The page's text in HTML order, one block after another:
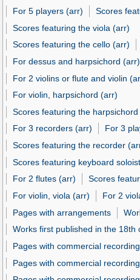
For 5 players (arr)
Scores
Scores featuring the viola (arr)
Scores featuring the cello (arr)
For dessus and harpsichord (arr)
For 2 violins or flute and violin
For violin, harpsichord (arr)
Scores featuring the harpsichord
For 3 recorders (arr)
For 3
Scores featuring the recorder
Scores featuring keyboard
For 2 flutes (arr)
Scores
For violin, viola (arr)
For 2
Pages with arrangements
Works first published in the 18th
Pages with commercial
Pages with commercial